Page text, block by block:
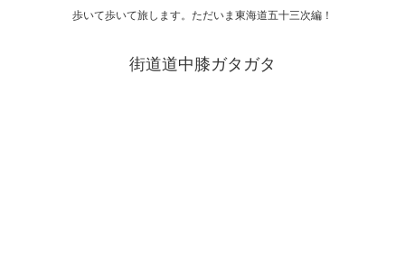
歩いて歩いて旅します。ただいま東海道五十三次編！
街道道中膝ガタガタ